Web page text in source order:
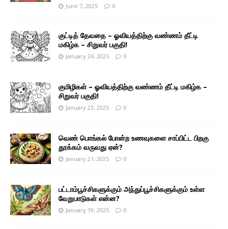
June 7, 2025 0
குட்டித் தேவதை – ஓவியத்திற்கு வண்ணம் தீட்டி
மகிழ்க – சிறுவர் பகுதி!
January 24, 2025 0
குமிழிகள் – ஓவியத்திற்கு வண்ணம் தீட்டி மகிழ்க –
சிறுவர் பகுதி!
January 23, 2025 0
வெண் பொங்கல் போன்ற உணவுகளை சாப்பிட்ட பிறகு
தூக்கம் வருவது ஏன்?
January 21, 2025 0
பட்டாம்பூச்சிகளுக்கும் அந்துப்பூச்சிகளுக்கும் உள்ள
வேறுபாடுகள் என்ன?
January 19, 2025 0